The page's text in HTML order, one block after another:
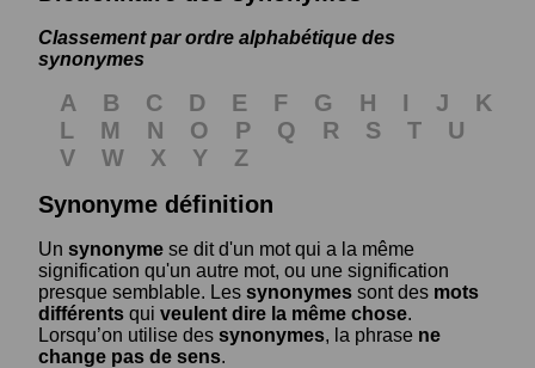
Classement par ordre alphabétique des
synonymes
A B C D E F G H I J
K
L
M N O P Q R S T
U
V
W X Y
Z
Synonyme définition
Un synonyme se dit d'un mot qui a la même
signification qu'un autre mot, ou une signification
presque semblable. Les synonymes sont des mots
différents qui veulent dire la même chose.
Lorsqu’on utilise des synonymes, la phrase ne
change pas de sens.